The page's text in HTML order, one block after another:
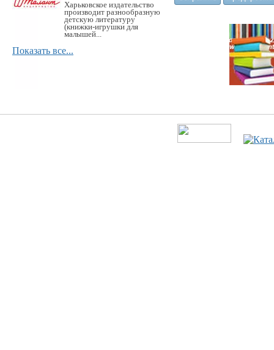
Харьковское издательство
производит разнообразную
детскую литературу
(книжки-игрушки для
малышей...
Показать все...